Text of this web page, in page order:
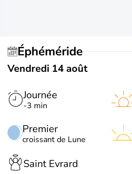
Éphéméride
Vendredi 14 août
Journée
-3 min
Premier
croissant de Lune
Saint Evrard